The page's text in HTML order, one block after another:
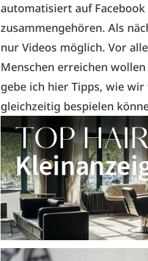
automatisiert auf
zusammengehören. Als
nur Videos möglich. Vor
Menschen erreichen
gebe ich hier Tipps, wie
gleichzeitig bespielen